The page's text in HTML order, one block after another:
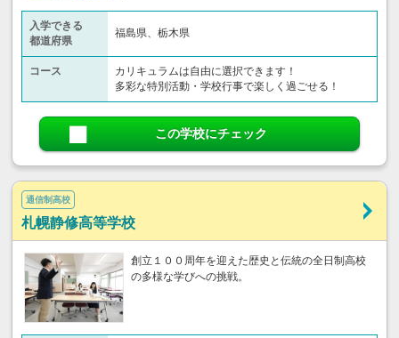
入学できる
都道府県
福島県、栃木県
コース
カリキュラムは自由に選択できます！
多彩な特別活動・学校行事で楽しく過ごせる！
この学校にチェック
通信制高校
札幌静修高等学校
創立１００周年を迎えた歴史と伝統の全日制高校
の多様な学びへの挑戦。